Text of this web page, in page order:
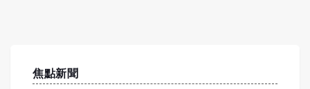
焦點新聞